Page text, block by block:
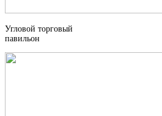
Угловой торговый
павильон